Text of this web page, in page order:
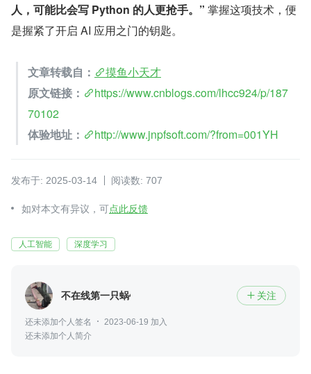
人，可能比会写 Python 的人更抢手。” 掌握这项技术，便
是握紧了开启 AI 应用之门的钥匙。
文章转载自：
摸鱼小天才
原文链接：
https://www.cnblogs.com/lhcc924/p/187
70102
体验地址：
http://www.jnpfsoft.com/?from=001YH
发布于: 2025-03-14 阅读数: 707
如对本文有异议，可点此反馈
人工智能 深度学习
不在线第一只蜗牛  关注
还未添加个人签名
2023-06-19 加入
还未添加个人简介